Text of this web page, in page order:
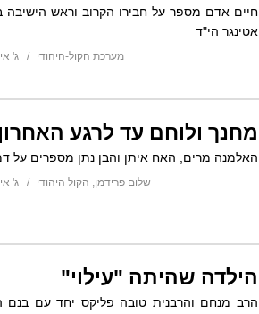
חיים אדם מספר על חבירו הקרוב וראש
אטינגר הי"ד
מערכת הקול-היהודי ג'
מחנך ולוחם עד לרגע האחרון
האלמנה מרים, האח איתן והבן נתן מספרים על
שלום פרידמן, הקול היהודי ג'
הילדה שהיתה "עילוי"
הרב מנחם והרבנית טובה פליקס יחד עם בנם